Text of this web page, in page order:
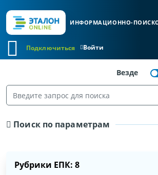
ИНФОРМАЦИОННО-
Войти
Подключиться
Поиск по параметрам
Рубрики ЕПК: 8